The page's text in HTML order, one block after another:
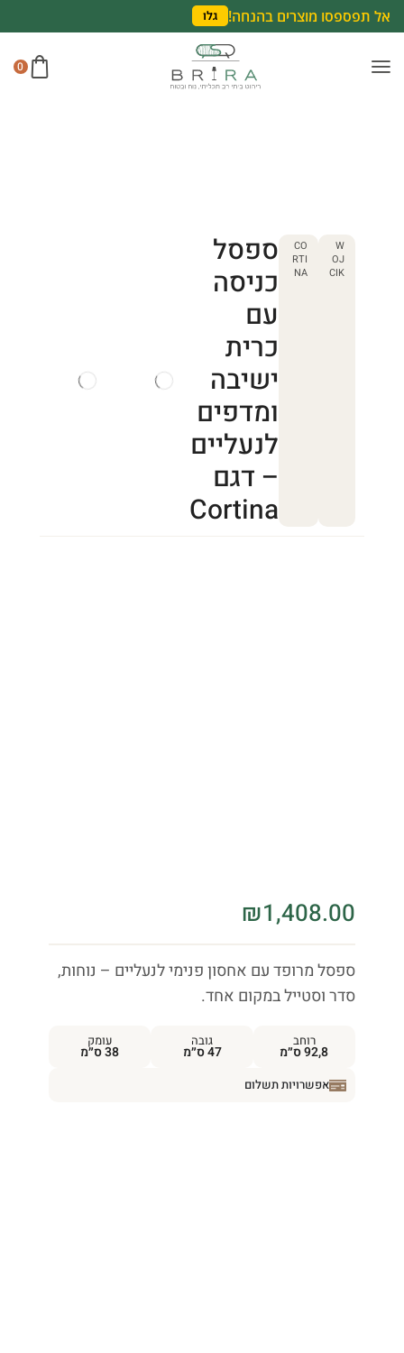
אל תפספסו מוצרים בהנחה! גלו
0
W
OJ
CIK
CO
RTI
NA
ספסל
כניסה
עם
כרית
ישיבה
ומדפים
לנעליים
– דגם
Cortina
₪1,408.00
ספסל מרופד עם אחסון פנימי לנעליים – נוחות,
סדר וסטייל במקום אחד.
רוחב
92,8 ס״מ
גובה
47 ס״מ
עומק
38 ס״מ
אפשרויות תשלום